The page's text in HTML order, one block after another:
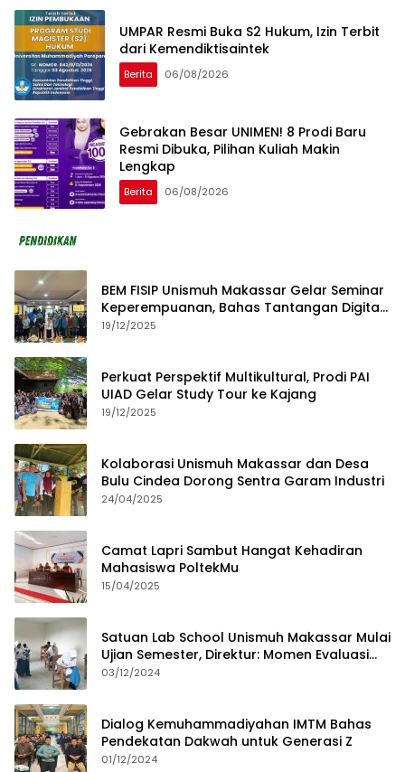
UMPAR Resmi Buka S2 Hukum, Izin Terbit
dari Kemendiktisaintek
Berita 06/08/2026
Gebrakan Besar UNIMEN! 8 Prodi Baru
Resmi Dibuka, Pilihan Kuliah Makin
Lengkap
Berita 06/08/2026
BEM FISIP Unismuh Makassar Gelar Seminar
Keperempuanan, Bahas Tantangan Digital
dan Budaya Lokal
19/12/2025
Perkuat Perspektif Multikultural, Prodi PAI
UIAD Gelar Study Tour ke Kajang
19/12/2025
Kolaborasi Unismuh Makassar dan Desa
Bulu Cindea Dorong Sentra Garam Industri
24/04/2025
Camat Lapri Sambut Hangat Kehadiran
Mahasiswa PoltekMu
15/04/2025
Satuan Lab School Unismuh Makassar Mulai
Ujian Semester, Direktur: Momen Evaluasi
Proses Pembelajaran
03/12/2024
Dialog Kemuhammadiyahan IMTM Bahas
Pendekatan Dakwah untuk Generasi Z
01/12/2024